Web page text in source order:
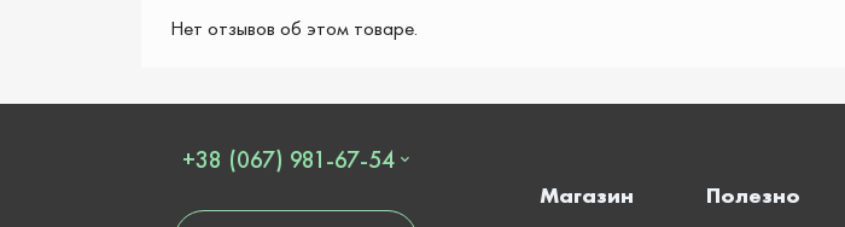
Нет отзывов об этом товаре.
+38 (067) 981-67-54
Магазин Полезно